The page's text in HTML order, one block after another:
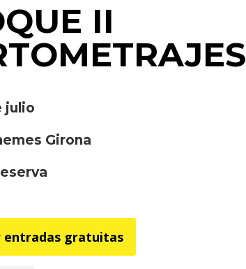
II
julio
Girona
entradas gratuitas